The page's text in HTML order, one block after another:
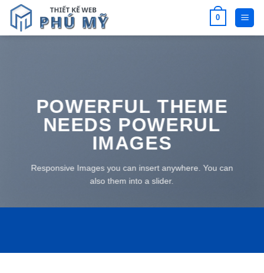
nội
0
POWERFUL THEME
NEEDS POWERUL
IMAGES
Responsive Images you can insert anywhere. You can
also them into a slider.